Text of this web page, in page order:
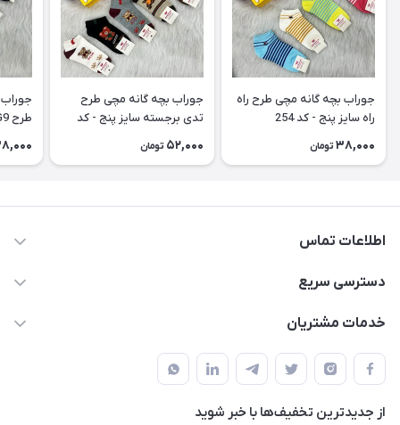
جوراب بچه گانه مچی طرح راه
راه سایز پنج - کد 254
38,000 تومان
جوراب بچه گانه مچی طرح
تدی برجسته سایز پنج - کد
52,000 تومان
طرح G9 سایز پنج - کد 252
اطلاعات تماس
09178110667
پاسارگارد۷ – کنار نانوایی – دفتر مجموعه سیراف
دسترسی سریع
حساب کاربری
درباره ما
تماس با ما
خدمات مشتریان
قوانین و مقررات
حریم خصوصی
راهنما
از جدید‌ترین تخفیف‌ها با‌ خبر شوید